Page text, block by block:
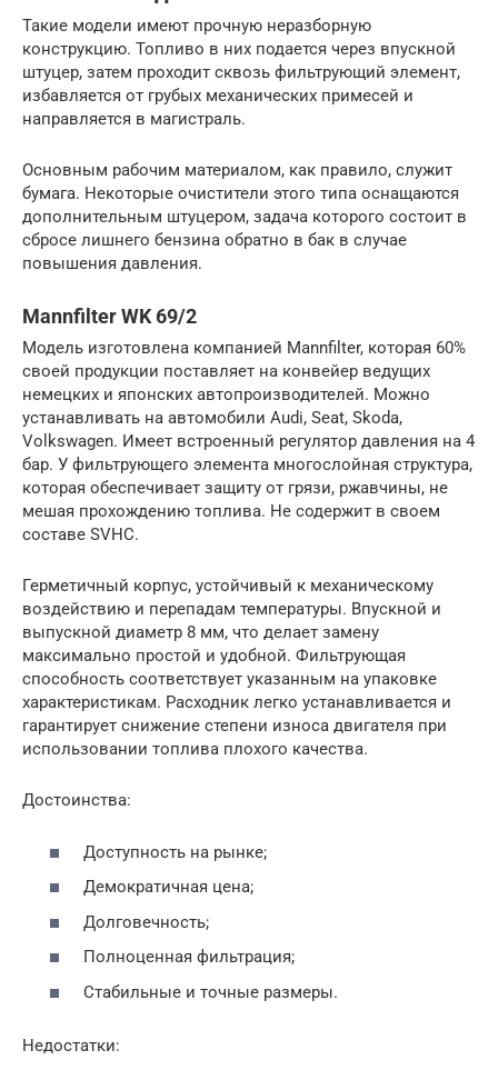
Такие модели имеют прочную неразборную
конструкцию. Топливо в них подается через впускной
штуцер, затем проходит сквозь фильтрующий элемент,
избавляется от грубых механических примесей и
направляется в магистраль.
Основным рабочим материалом, как правило, служит
бумага. Некоторые очистители этого типа оснащаются
дополнительным штуцером, задача которого состоит в
сбросе лишнего бензина обратно в бак в случае
повышения давления.
Mannfilter WK 69/2
Модель изготовлена компанией Mannfilter, которая 60%
своей продукции поставляет на конвейер ведущих
немецких и японских автопроизводителей. Можно
устанавливать на автомобили Audi, Seat, Skoda,
Volkswagen. Имеет встроенный регулятор давления на 4
бар. У фильтрующего элемента многослойная структура,
которая обеспечивает защиту от грязи, ржавчины, не
мешая прохождению топлива. Не содержит в своем
составе SVHC.
Герметичный корпус, устойчивый к механическому
воздействию и перепадам температуры. Впускной и
выпускной диаметр 8 мм, что делает замену
максимально простой и удобной. Фильтрующая
способность соответствует указанным на упаковке
характеристикам. Расходник легко устанавливается и
гарантирует снижение степени износа двигателя при
использовании топлива плохого качества.
Достоинства:
Доступность на рынке;
Демократичная цена;
Долговечность;
Полноценная фильтрация;
Стабильные и точные размеры.
Недостатки: